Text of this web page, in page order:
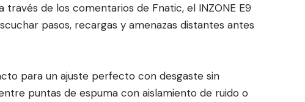
través de los comentarios de Fnatic, el INZONE E9
pasos, recargas y amenazas distantes antes
para un ajuste perfecto con desgaste sin
puntas de espuma con aislamiento de ruido o